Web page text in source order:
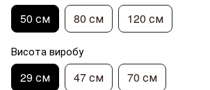
50 см 80 см 120 см
Висота виробу
29 см 47 см 70 см